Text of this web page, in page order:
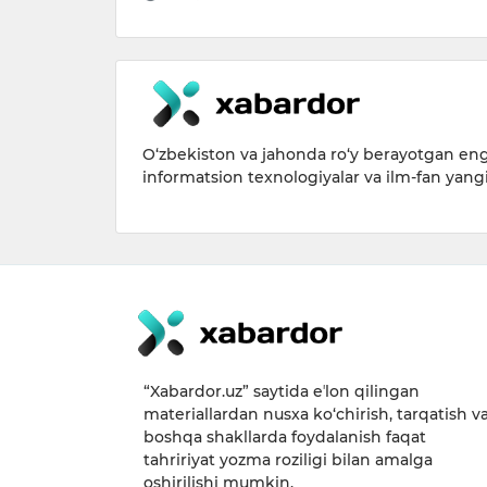
O‘zbekiston va jahonda ro‘y berayotgan
informatsion texnologiyalar va ilm-fan
“Xabardor.uz” saytida eʼlon qilingan
materiallardan nusxa ko‘chirish, tarqatish
boshqa shakllarda foydalanish faqat
tahririyat yozma roziligi bilan amalga
oshirilishi mumkin.